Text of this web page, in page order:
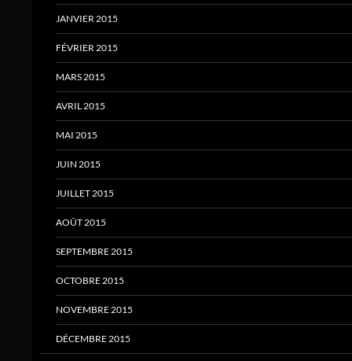
JANVIER 2015
FÉVRIER 2015
MARS 2015
AVRIL 2015
MAI 2015
JUIN 2015
JUILLET 2015
AOÛT 2015
SEPTEMBRE 2015
OCTOBRE 2015
NOVEMBRE 2015
DÉCEMBRE 2015